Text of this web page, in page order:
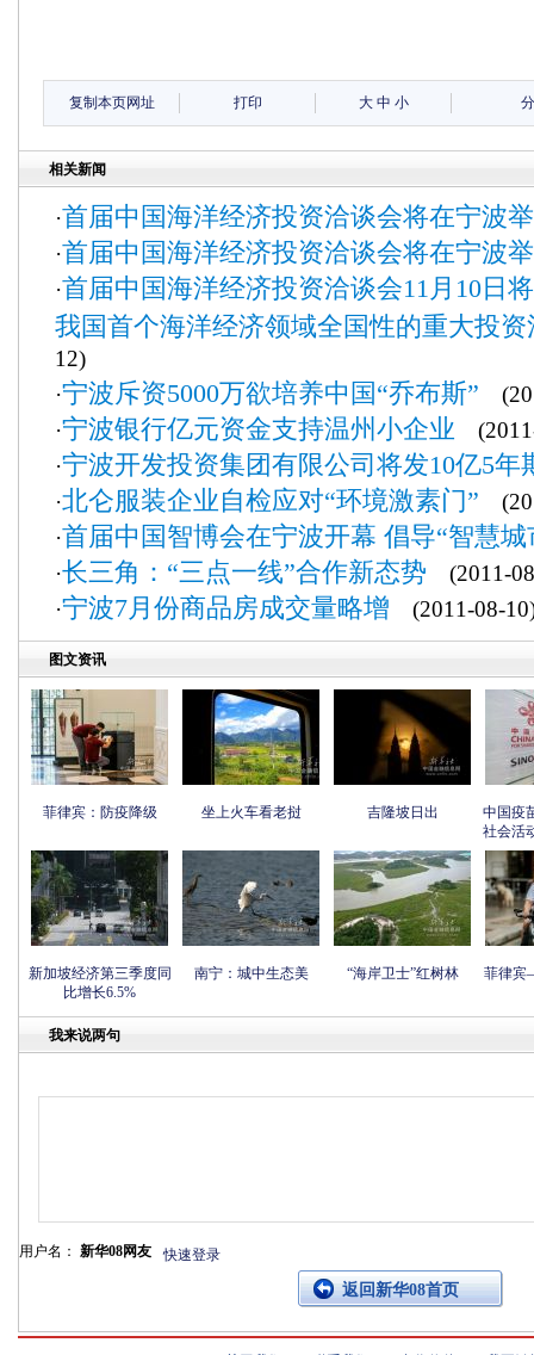
复制本页网址 打印 大 中 小
相关新闻
·首届中国海洋经济投资洽谈会将在宁波
·首届中国海洋经济投资洽谈会将在宁波
·首届中国海洋经济投资洽谈会11月10日
我国首个海洋经济领域全国性的重大投资
12)
·宁波斥资5000万欲培养中国“乔布斯”
·宁波银行亿元资金支持温州小企业
·宁波开发投资集团有限公司将发10亿5年
·北仑服装企业自检应对“环境激素门”
·首届中国智博会在宁波开幕 倡导“智慧城
·长三角：“三点一线”合作新态势 (2011-
·宁波7月份商品房成交量略增 (2011-08-
图文资讯
菲律宾：防疫降级 坐上火车看老挝 吉隆坡日出
中国疫
社会活
新加坡经济第三季度同
比增长6.5%
南宁：城中生态美 “海岸卫士”红树林 菲律宾
我来说两句
用户名： 新华08网友 快速登录
返回新华08首页